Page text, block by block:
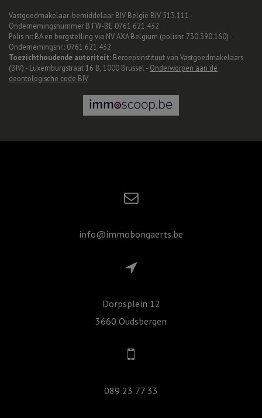
Vastgoedmakelaar-bemiddelaar BIV België BIV 513.111 -
Ondernemingsnummer BTW-BE 0761.621.432
Polis nr: BA en borgstelling via NV AXA Belgium (polisnr. 730.390.160) -
Ondernemingsnr.: 0761.621.432
Toezichthoudende autoriteit: Beroepsinstituut van Vastgoedmakelaars
(BIV) - Luxemburgstraat 16 B, 1000 Brussel - Onderworpen aan de
deontologische code BIV
info@immobongaerts.be
Dorpsplein 12
3660 Oudsbergen
089 23 77 33